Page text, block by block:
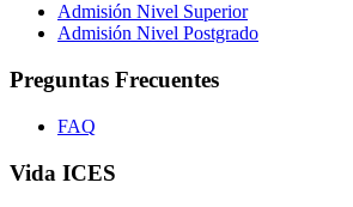
Admisión Nivel Superior
Admisión Nivel Postgrado
Preguntas Frecuentes
FAQ
Vida ICES